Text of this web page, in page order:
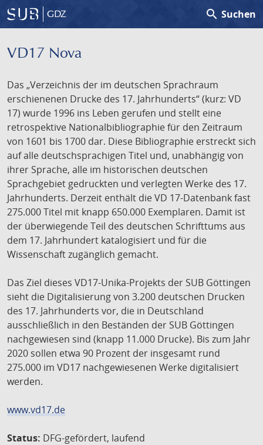
GDZ search Suchen
VD17 Nova
Das „Verzeichnis der im deutschen Sprachraum
erschienenen Drucke des 17. Jahrhunderts“ (kurz: VD
17) wurde 1996 ins Leben gerufen und stellt eine
retrospektive Nationalbibliographie für den Zeitraum
von 1601 bis 1700 dar. Diese Bibliographie erstreckt sich
auf alle deutschsprachigen Titel und, unabhängig von
ihrer Sprache, alle im historischen deutschen
Sprachgebiet gedruckten und verlegten Werke des 17.
Jahrhunderts. Derzeit enthält die VD 17-Datenbank fast
275.000 Titel mit knapp 650.000 Exemplaren. Damit ist
der überwiegende Teil des deutschen Schrifttums aus
dem 17. Jahrhundert katalogisiert und für die
Wissenschaft zugänglich gemacht.
Das Ziel dieses VD17-Unika-Projekts der SUB Göttingen
sieht die Digitalisierung von 3.200 deutschen Drucken
des 17. Jahrhunderts vor, die in Deutschland
ausschließlich in den Beständen der SUB Göttingen
nachgewiesen sind (knapp 11.000 Drucke). Bis zum Jahr
2020 sollen etwa 90 Prozent der insgesamt rund
275.000 im VD17 nachgewiesenen Werke digitalisiert
werden.
www.vd17.de
Status: DFG-gefördert, laufend